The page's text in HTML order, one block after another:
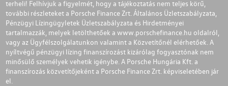
terheli! Felhívjuk a figyelmét, hogy a tájékoztatás nem teljes körű,
további részleteket a Porsche Finance Zrt. Általános Üzletszabályzata,
Pénzügyi Lízingügyletek Üzletszabályzata és Hirdetményei
tartalmazzák, melyek letölthetőek a www.porschefinance.hu oldalról,
vagy az Ügyfélszolgálatunkon valamint a Közvetítőnél elérhetőek. A
nyíltvégű pénzügyi lízing finanszírozást kizárólag fogyasztónak nem
minősülő személyek vehetik igénybe. A Porsche Hungária Kft. a
finanszírozás közvetítőjeként a Porsche Finance Zrt. képviseletében jár
el.